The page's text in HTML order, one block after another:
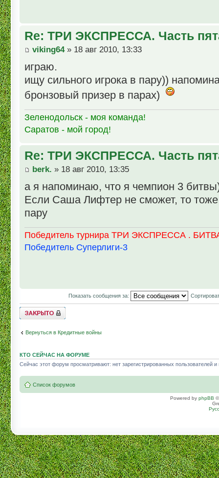
Re: ТРИ ЭКСПРЕССА. Часть
viking64» 18 авг 2010, 13:33
играю.
ищу сильного игрока в пару))
бронзовый призер в парах)
Зеленодольск - моя команда!
Саратов - мой город!
Re: ТРИ ЭКСПРЕССА. Часть
berk. » 18 авг 2010, 13:35
а я напоминаю, что я чемпион 3
Если Саша Лифтер не сможет, то тоже
пару
Победитель турнира ТРИ ЭКСПРЕССА .
Победитель Суперлиги-3
Показать сообщения за:
Topic locked
Вернуться в Кредитные войны
КТО СЕЙЧАС НА ФОРУМЕ
Сейчас этот форум просматривают: нет зарегистрированных пользователей и
Список форумов
Powered by phpBB